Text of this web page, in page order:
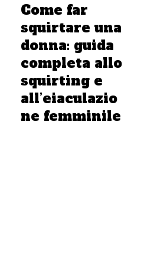
Come far
squirtare una
donna: guida
completa allo
squirting e
all’eiaculazio
ne femminile